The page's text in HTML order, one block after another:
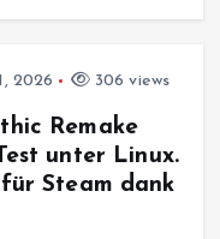
2026 306 views
Remake
unter Linux.
Steam dank